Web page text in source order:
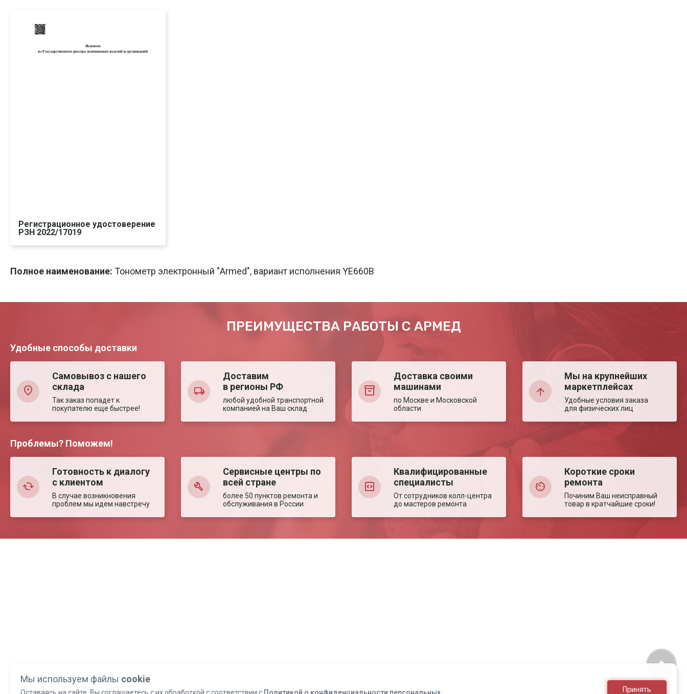
Регистрационное удостоверение
РЗН 2022/17019
Полное наименование: Тонометр электронный "Armed", вариант исполнения YE660B
ПРЕИМУЩЕСТВА РАБОТЫ С АРМЕД
Удобные способы доставки
Самовывоз с нашего
склада
Так заказ попадет к
покупателю еще быстрее!
Доставим
в регионы РФ
любой удобной транспортной
компанией на Ваш склад
Доставка своими
машинами
по Москве и Московской
области
Мы на крупнейших
маркетплейсах
Удобные условия заказа
для физических лиц
Проблемы? Поможем!
Готовность к диалогу
с клиентом
В случае возникновения
проблем мы идем навстречу
Сервисные центры по
всей стране
более 50 пунктов ремонта и
обслуживания в России
Квалифицированные
специалисты
От сотрудников колл-центра
до мастеров ремонта
Короткие сроки
ремонта
Починим Ваш неисправный
товар в кратчайшие сроки!
Мы используем файлы cookie
Принять